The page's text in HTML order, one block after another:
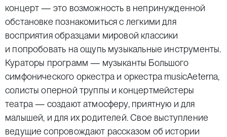
концерт — это возможность в непринужденной
обстановке познакомиться с легкими для
восприятия образцами мировой классики
и попробовать на ощупь музыкальные инструменты.
Кураторы программ — музыканты Большого
симфонического оркестра и оркестра musicAeterna,
солисты оперной труппы и концертмейстеры
театра — создают атмосферу, приятную и для
малышей, и для их родителей. Свое выступление
ведущие сопровождают рассказом об истории